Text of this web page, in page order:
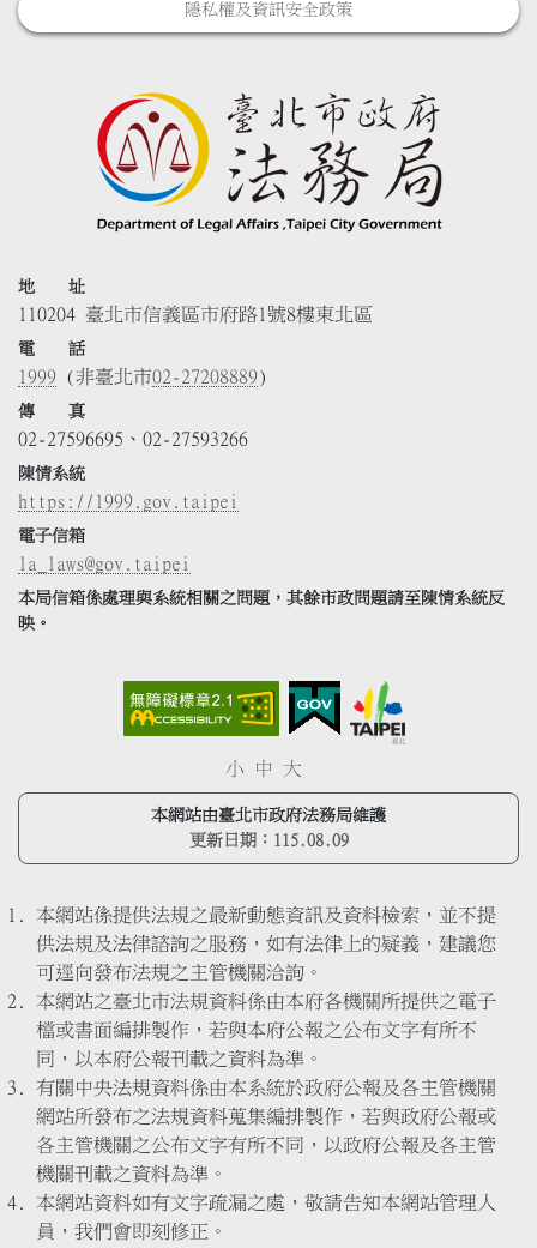
隱私權及資訊安全政策
地 址
110204 臺北市信義區市府路1號8樓東北區
電 話
1999 (非臺北市02-27208889)
傳 真
02-27596695、02-27593266
陳情系統
https://1999.gov.taipei
電子信箱
la_laws@gov.taipei
本局信箱係處理與系統相關之問題，其餘市政問題請至陳情系統反
映。
小 中 大
本網站由臺北市政府法務局維護
更新日期： 115.08.09
本網站係提供法規之最新動態資訊及資料檢索，並不提
供法規及法律諮詢之服務，如有法律上的疑義，建議您
可逕向發布法規之主管機關洽詢。
本網站之臺北市法規資料係由本府各機關所提供之電子
檔或書面編排製作，若與本府公報之公布文字有所不
同，以本府公報刊載之資料為準。
有關中央法規資料係由本系統於政府公報及各主管機關
網站所發布之法規資料蒐集編排製作，若與政府公報或
各主管機關之公布文字有所不同，以政府公報及各主管
機關刊載之資料為準。
本網站資料如有文字疏漏之處，敬請告知本網站管理人
員，我們會即刻修正。